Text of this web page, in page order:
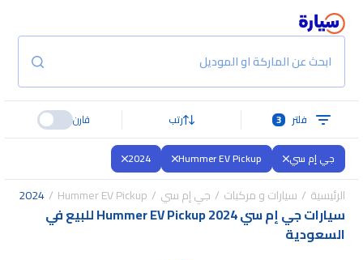
ابحث عن الماركة او الموديل
فلتر 3 رتب قارن
جي إم سي Hummer EV Pickup
2024
الرئيسية سيارات و مركبات جي إم سي Hummer EV Pickup
2024
سيارات جي إم سي Hummer EV Pickup 2024 للبيع في
السعودية